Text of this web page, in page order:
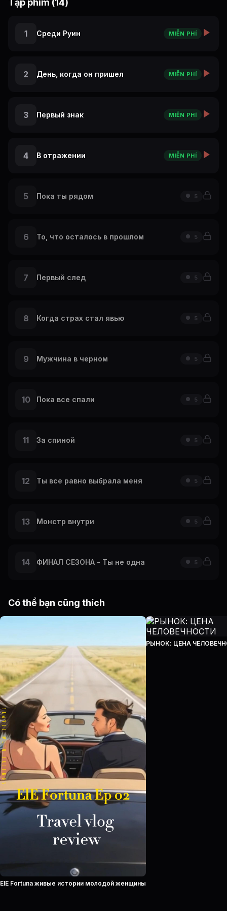
что начало происходить в их тихом городке. Кто он?
Tập phim (14)
1 Среди Руин MIỄN PHÍ
2 День, когда он пришел MIỄN PHÍ
3 Первый знак MIỄN PHÍ
4 В отражении MIỄN PHÍ
5 Пока ты рядом 5
6 То, что осталось в прошлом 5
7 Первый след 5
8 Когда страх стал явью 5
9 Мужчина в черном 5
10 Пока все спали 5
11 За спиной 5
12 Ты все равно выбрала меня 5
13 Монстр внутри 5
14 ФИНАЛ СЕЗОНА - Ты не одна 5
Có thể bạn cũng thích
ElE Fortuna живые истории молодой женщины
РЫНОК: ЦЕНА